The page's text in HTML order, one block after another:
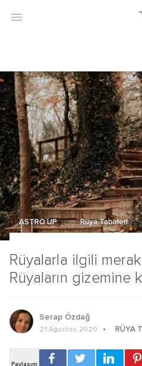

Rüyalarla ilgili
Rüyaların gizemine
ASTRO UP Rüya Tabirleri
Serap Özdağ
21 Ağustos 2020 RÜYA